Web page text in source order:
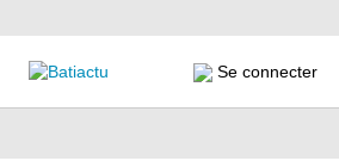
Se connecter